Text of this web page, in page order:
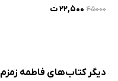
۴۵۰۰۰ ۲۲,۵۰۰ ت
دیگر کتاب‌های فاطمه زمزم